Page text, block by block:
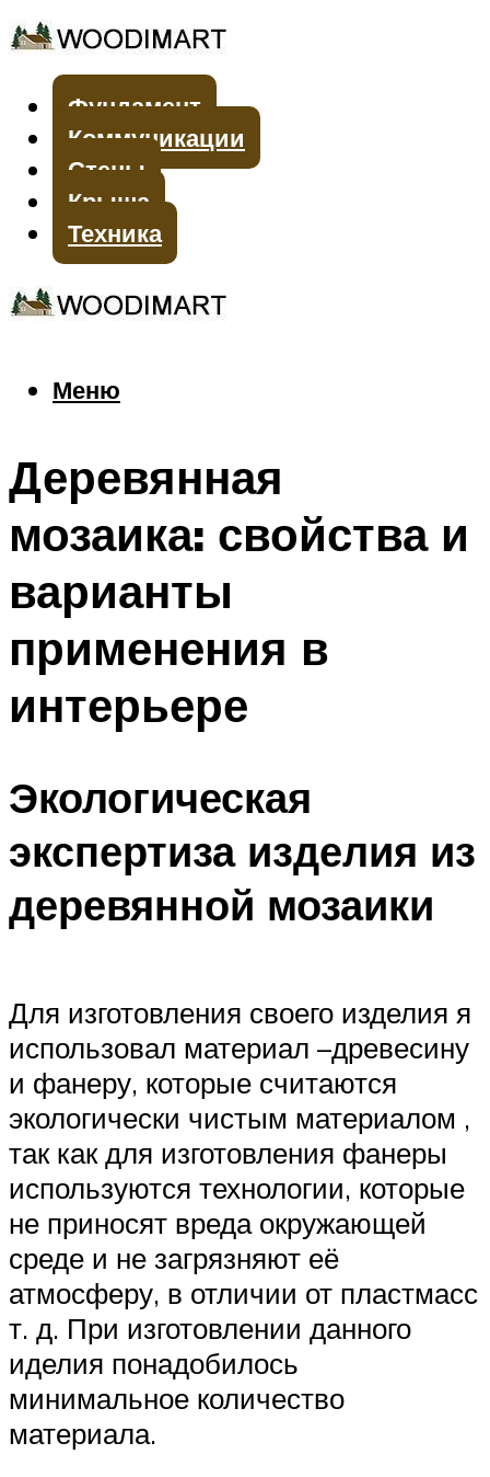
Фундамент
Коммуникации
Стены
Крыша
Техника
Меню
Меню
Деревянная
мозаика: свойства и
варианты
применения в
интерьере
Экологическая
экспертиза изделия из
деревянной мозаики
Для изготовления своего изделия я
использовал материал –древесину
и фанеру, которые считаются
экологически чистым материалом ,
так как для изготовления фанеры
используются технологии, которые
не приносят вреда окружающей
среде и не загрязняют её
атмосферу, в отличии от пластмасс
т. д. При изготовлении данного
иделия понадобилось
минимальное количество
материала.